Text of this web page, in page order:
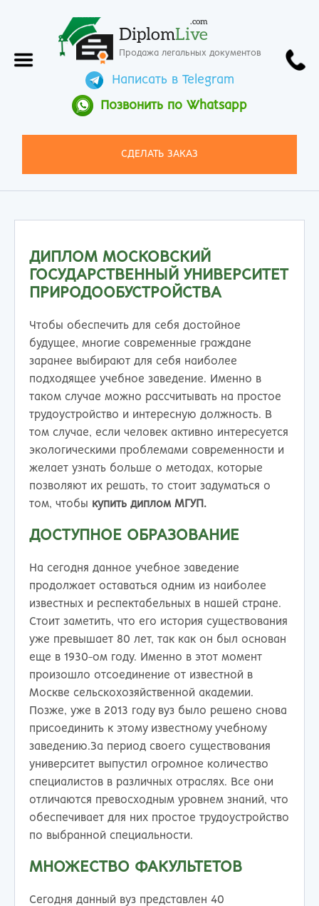
DiplomLive
.com
Продажа легальных документов
Написать в Telegram
Позвонить по Whatsapp
СДЕЛАТЬ ЗАКАЗ
ДИПЛОМ МОСКОВСКИЙ
ГОСУДАРСТВЕННЫЙ УНИВЕРСИТЕТ
ПРИРОДООБУСТРОЙСТВА
Чтобы обеспечить для себя достойное
будущее, многие современные граждане
заранее выбирают для себя наиболее
подходящее учебное заведение. Именно в
таком случае можно рассчитывать на простое
трудоустройство и интересную должность. В
том случае, если человек активно интересуется
экологическими проблемами современности и
желает узнать больше о методах, которые
позволяют их решать, то стоит задуматься о
том, чтобы купить диплом МГУП.
ДОСТУПНОЕ ОБРАЗОВАНИЕ
На сегодня данное учебное заведение
продолжает оставаться одним из наиболее
известных и респектабельных в нашей стране.
Стоит заметить, что его история существования
уже превышает 80 лет, так как он был основан
еще в 1930-ом году. Именно в этот момент
произошло отсоединение от известной в
Москве сельскохозяйственной академии.
Позже, уже в 2013 году вуз было решено снова
присоединить к этому известному учебному
заведению.За период своего существования
университет выпустил огромное количество
специалистов в различных отраслях. Все они
отличаются превосходным уровнем знаний, что
обеспечивает для них простое трудоустройство
по выбранной специальности.
МНОЖЕСТВО ФАКУЛЬТЕТОВ
Сегодня данный вуз представлен 40